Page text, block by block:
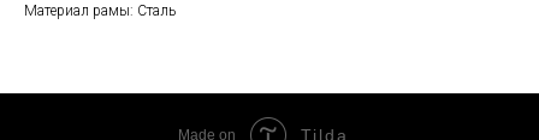
Материал рамы: Сталь
Made on Tilda